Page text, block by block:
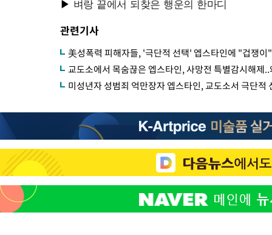
관련기사
美성폭력 피해자들, '극단적 선택' 엡스타인에 "겁쟁이
교도소에서 목숨끊은 엡스타인, 사망전 특별감시해제..
미성년자 성범죄 억만장자 엡스타인, 교도소서 극단적